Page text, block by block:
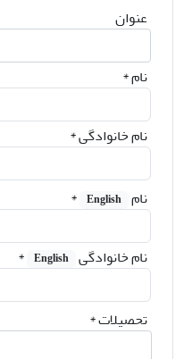
عنوان
نام*
نام خانوادگی*
نام English
*
نام خانوادگی English
*
تحصیلات*